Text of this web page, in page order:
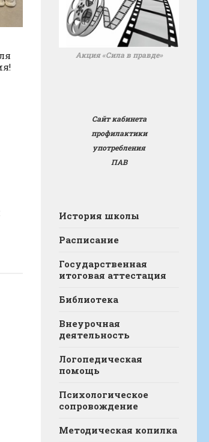
Акция «Сила в правде»
Сайт кабинета
профилактики
употребления
ПАВ
История школы
Расписание
Государственная
итоговая аттестация
Библиотека
Внеурочная
деятельность
Логопедическая
помощь
Психологическое
сопровождение
Методическая копилка